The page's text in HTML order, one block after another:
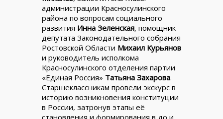
администрации Красносулинского
района по вопросам социального
развития Инна Зеленская, помощник
депутата Законодательного собрания
Ростовской Области Михаил Курьянов
и руководитель исполкома
Красносулинского отделения партии
«Единая Россия» Татьяна Захарова.
Старшеклассникам провели экскурс в
историю возникновения конституции
в России, затронув этапы её
становления и формирования в до и